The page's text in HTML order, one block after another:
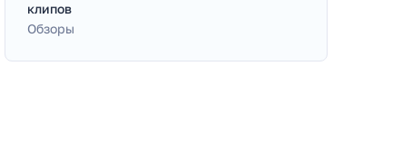
клипов
Обзоры